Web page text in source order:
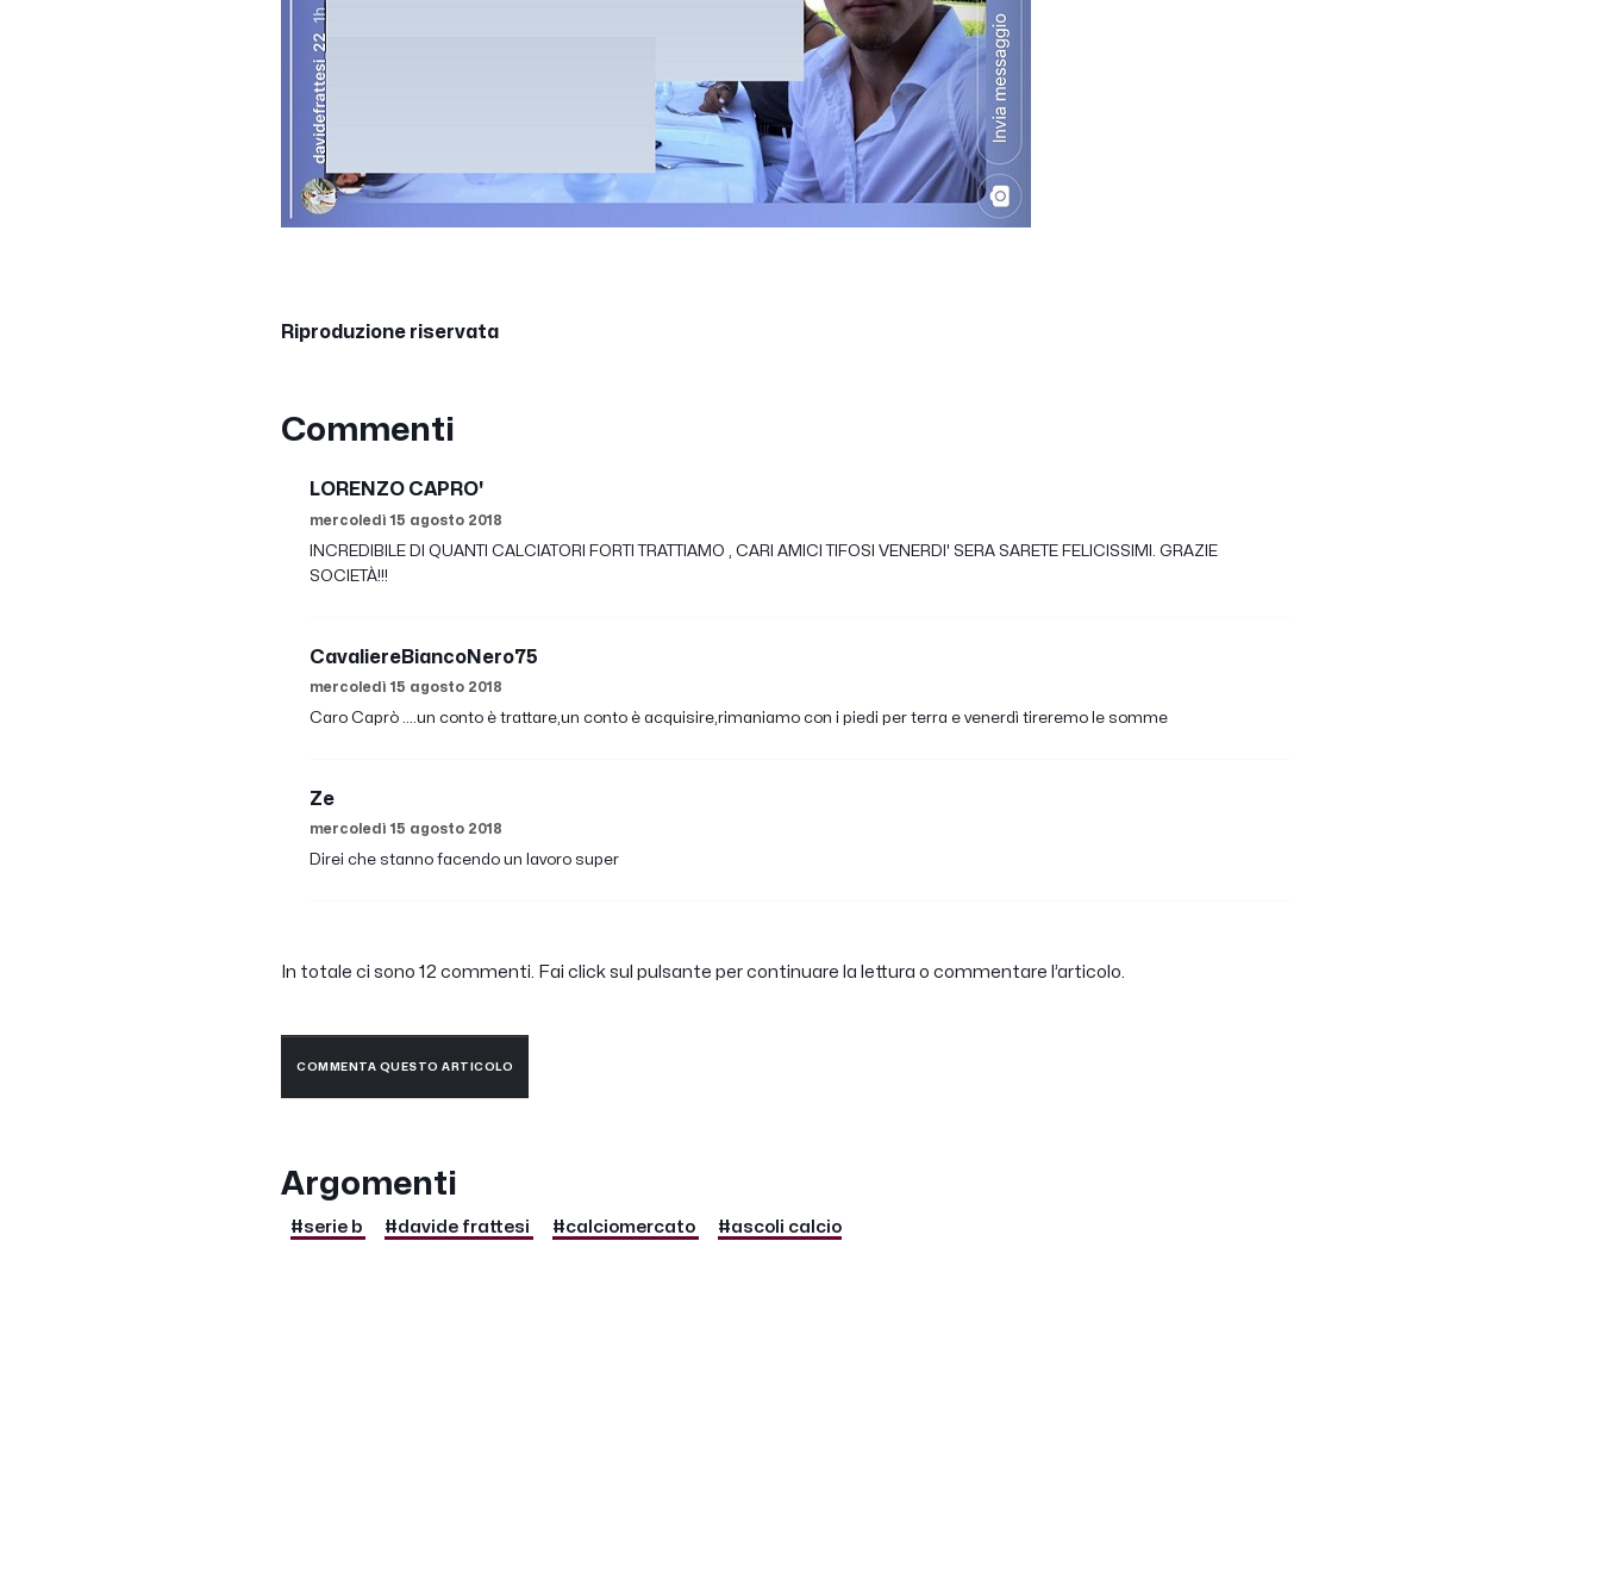
Riproduzione riservata
Commenti
LORENZO CAPRO'
mercoledì 15 agosto 2018
INCREDIBILE DI QUANTI CALCIATORI FORTI TRATTIAMO , CARI AMICI TIFOSI VENERDI' SERA SARETE FELICISSIMI. GRAZIE
SOCIETÀ!!!
CavaliereBiancoNero75
mercoledì 15 agosto 2018
Caro Caprò ....un conto è trattare,un conto è acquisire,rimaniamo con i piedi per terra e venerdì tireremo le somme
Ze
mercoledì 15 agosto 2018
Direi che stanno facendo un lavoro super
In totale ci sono 12 commenti. Fai click sul pulsante per continuare la lettura o commentare l’articolo.
COMMENTA QUESTO ARTICOLO
Argomenti
#serie b #davide frattesi #calciomercato #ascoli calcio